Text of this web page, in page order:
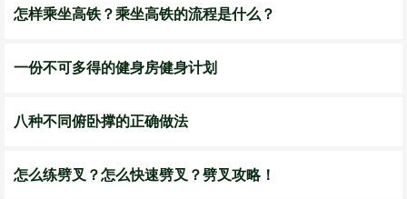
怎样乘坐高铁？乘坐高铁的流程是什么？
一份不可多得的健身房健身计划
八种不同俯卧撑的正确做法
怎么练劈叉？怎么快速劈叉？劈叉攻略！